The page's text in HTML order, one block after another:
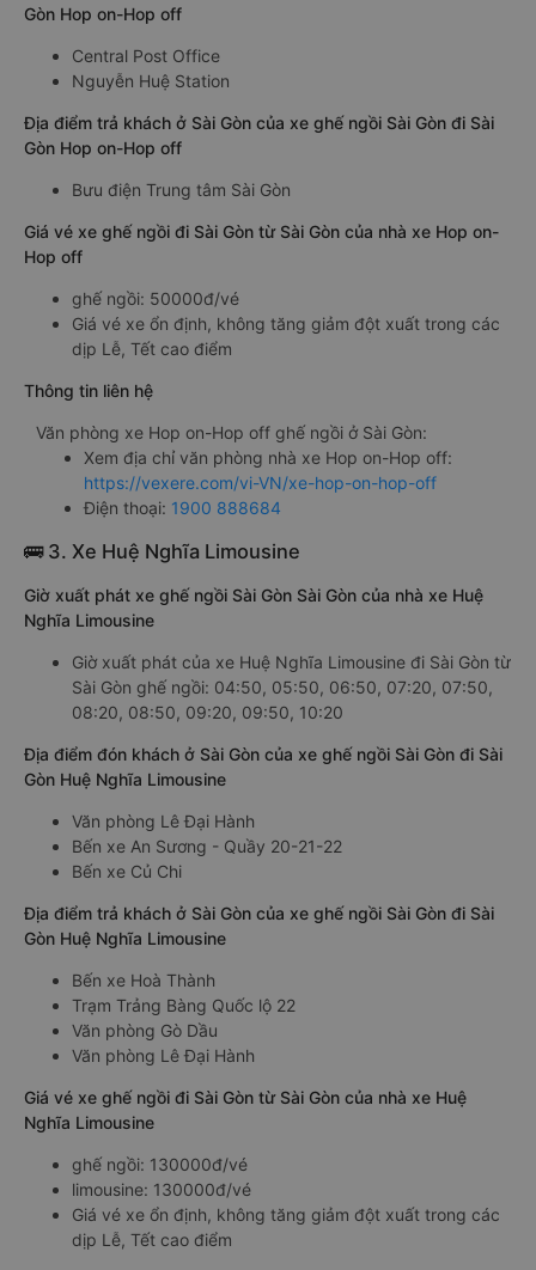
Gòn Hop on-Hop off
Central Post Office
Nguyễn Huệ Station
Địa điểm trả khách ở Sài Gòn của xe ghế ngồi Sài Gòn đi Sài
Gòn Hop on-Hop off
Bưu điện Trung tâm Sài Gòn
Giá vé xe ghế ngồi đi Sài Gòn từ Sài Gòn của nhà xe Hop on-
Hop off
ghế ngồi: 50000đ/vé
Giá vé xe ổn định, không tăng giảm đột xuất trong các
dịp Lễ, Tết cao điểm
Thông tin liên hệ
Văn phòng xe Hop on-Hop off ghế ngồi ở Sài Gòn:
Xem địa chỉ văn phòng nhà xe Hop on-Hop off:
https://vexere.com/vi-VN/xe-hop-on-hop-off
Điện thoại: 1900 888684
🚌 3. Xe Huệ Nghĩa Limousine
Giờ xuất phát xe ghế ngồi Sài Gòn Sài Gòn của nhà xe Huệ
Nghĩa Limousine
Giờ xuất phát của xe Huệ Nghĩa Limousine đi Sài Gòn từ
Sài Gòn ghế ngồi: 04:50, 05:50, 06:50, 07:20, 07:50,
08:20, 08:50, 09:20, 09:50, 10:20
Địa điểm đón khách ở Sài Gòn của xe ghế ngồi Sài Gòn đi Sài
Gòn Huệ Nghĩa Limousine
Văn phòng Lê Đại Hành
Bến xe An Sương - Quầy 20-21-22
Bến xe Củ Chi
Địa điểm trả khách ở Sài Gòn của xe ghế ngồi Sài Gòn đi Sài
Gòn Huệ Nghĩa Limousine
Bến xe Hoà Thành
Trạm Trảng Bàng Quốc lộ 22
Văn phòng Gò Dầu
Văn phòng Lê Đại Hành
Giá vé xe ghế ngồi đi Sài Gòn từ Sài Gòn của nhà xe Huệ
Nghĩa Limousine
ghế ngồi: 130000đ/vé
limousine: 130000đ/vé
Giá vé xe ổn định, không tăng giảm đột xuất trong các
dịp Lễ, Tết cao điểm